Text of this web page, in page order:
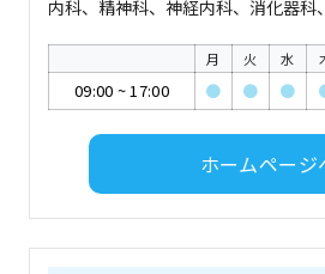
内科、精神科、神経内科、消化器科
月 火 水
09:00 ~17:00 ● ● ●
ホームページ